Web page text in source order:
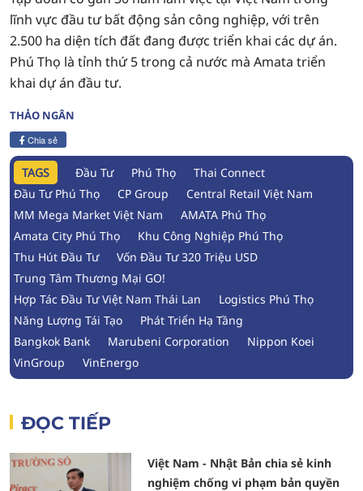
lĩnh vực đầu tư bất động sản công nghiệp, với trên
2.500 ha diện tích đất đang được triển khai các dự án.
Phú Thọ là tỉnh thứ 5 trong cả nước mà Amata triển
khai dự án đầu tư.
THẢO NGÂN
Chia sẻ
TAGS Đầu Tư Phú Thọ
Thai Connect
Đầu Tư Phú Thọ
CP Group
Central Retail Việt Nam
MM Mega Market Việt Nam
AMATA Phú Thọ
Amata City Phú Thọ
Khu Công Nghiệp Phú Thọ
Thu Hút Đầu Tư
Vốn Đầu Tư 320 Triệu USD
Trung Tâm Thương Mại GO!
Hợp Tác Đầu Tư Việt Nam Thái Lan
Logistics Phú Thọ
Năng Lượng Tái Tạo
Phát Triển Hạ Tầng
Bangkok Bank
Marubeni Corporation
Nippon Koei
VinGroup
VinEnergo
ĐỌC TIẾP
Việt Nam - Nhật Bản chia sẻ kinh
nghiệm chống vi phạm bản quyền